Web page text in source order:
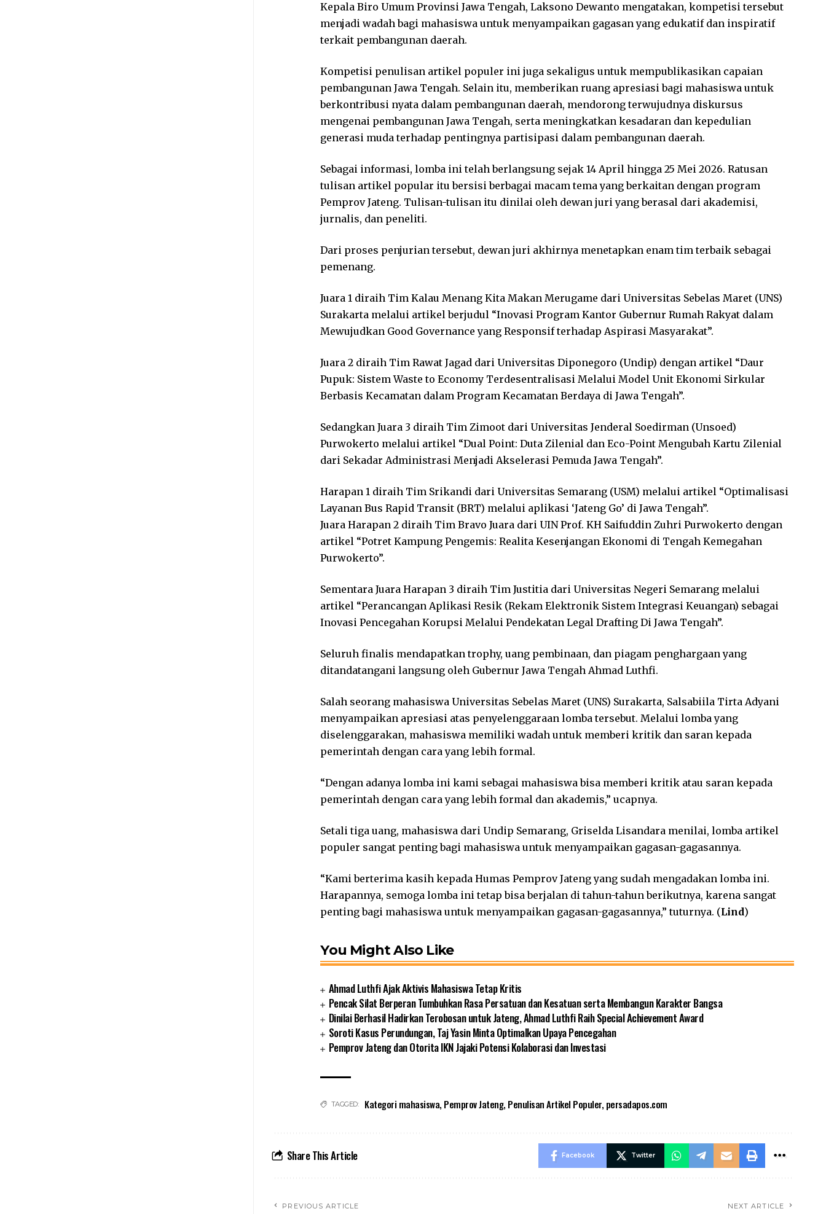
Kepala Biro Umum Provinsi Jawa Tengah, Laksono Dewanto mengatakan, kompetisi tersebut
menjadi wadah bagi mahasiswa untuk menyampaikan gagasan yang edukatif dan inspiratif
terkait pembangunan daerah.
Kompetisi penulisan artikel populer ini juga sekaligus untuk mempublikasikan capaian
pembangunan Jawa Tengah. Selain itu, memberikan ruang apresiasi bagi mahasiswa untuk
berkontribusi nyata dalam pembangunan daerah, mendorong terwujudnya diskursus
mengenai pembangunan Jawa Tengah, serta meningkatkan kesadaran dan kepedulian
generasi muda terhadap pentingnya partisipasi dalam pembangunan daerah.
Sebagai informasi, lomba ini telah berlangsung sejak 14 April hingga 25 Mei 2026. Ratusan
tulisan artikel popular itu bersisi berbagai macam tema yang berkaitan dengan program
Pemprov Jateng. Tulisan-tulisan itu dinilai oleh dewan juri yang berasal dari akademisi,
jurnalis, dan peneliti.
Dari proses penjurian tersebut, dewan juri akhirnya menetapkan enam tim terbaik sebagai
pemenang.
Juara 1 diraih Tim Kalau Menang Kita Makan Merugame dari Universitas Sebelas Maret (UNS)
Surakarta melalui artikel berjudul “Inovasi Program Kantor Gubernur Rumah Rakyat dalam
Mewujudkan Good Governance yang Responsif terhadap Aspirasi Masyarakat”.
Juara 2 diraih Tim Rawat Jagad dari Universitas Diponegoro (Undip) dengan artikel “Daur
Pupuk: Sistem Waste to Economy Terdesentralisasi Melalui Model Unit Ekonomi Sirkular
Berbasis Kecamatan dalam Program Kecamatan Berdaya di Jawa Tengah”.
Sedangkan Juara 3 diraih Tim Zimoot dari Universitas Jenderal Soedirman (Unsoed)
Purwokerto melalui artikel “Dual Point: Duta Zilenial dan Eco-Point Mengubah Kartu Zilenial
dari Sekadar Administrasi Menjadi Akselerasi Pemuda Jawa Tengah”.
Harapan 1 diraih Tim Srikandi dari Universitas Semarang (USM) melalui artikel “Optimalisasi
Layanan Bus Rapid Transit (BRT) melalui aplikasi ‘Jateng Go’ di Jawa Tengah”.
Juara Harapan 2 diraih Tim Bravo Juara dari UIN Prof. KH Saifuddin Zuhri Purwokerto dengan
artikel “Potret Kampung Pengemis: Realita Kesenjangan Ekonomi di Tengah Kemegahan
Purwokerto”.
Sementara Juara Harapan 3 diraih Tim Justitia dari Universitas Negeri Semarang melalui
artikel “Perancangan Aplikasi Resik (Rekam Elektronik Sistem Integrasi Keuangan) sebagai
Inovasi Pencegahan Korupsi Melalui Pendekatan Legal Drafting Di Jawa Tengah”.
Seluruh finalis mendapatkan trophy, uang pembinaan, dan piagam penghargaan yang
ditandatangani langsung oleh Gubernur Jawa Tengah Ahmad Luthfi.
Salah seorang mahasiswa Universitas Sebelas Maret (UNS) Surakarta, Salsabiila Tirta Adyani
menyampaikan apresiasi atas penyelenggaraan lomba tersebut. Melalui lomba yang
diselenggarakan, mahasiswa memiliki wadah untuk memberi kritik dan saran kepada
pemerintah dengan cara yang lebih formal.
“Dengan adanya lomba ini kami sebagai mahasiswa bisa memberi kritik atau saran kepada
pemerintah dengan cara yang lebih formal dan akademis,” ucapnya.
Setali tiga uang, mahasiswa dari Undip Semarang, Griselda Lisandara menilai, lomba artikel
populer sangat penting bagi mahasiswa untuk menyampaikan gagasan-gagasannya.
“Kami berterima kasih kepada Humas Pemprov Jateng yang sudah mengadakan lomba ini.
Harapannya, semoga lomba ini tetap bisa berjalan di tahun-tahun berikutnya, karena sangat
penting bagi mahasiswa untuk menyampaikan gagasan-gagasannya,” tuturnya. (Lind)
You Might Also Like
Ahmad Luthfi Ajak Aktivis Mahasiswa Tetap Kritis
Pencak Silat Berperan Tumbuhkan Rasa Persatuan dan Kesatuan serta Membangun Karakter Bangsa
Dinilai Berhasil Hadirkan Terobosan untuk Jateng, Ahmad Luthfi Raih Special Achievement Award
Soroti Kasus Perundungan, Taj Yasin Minta Optimalkan Upaya Pencegahan
Pemprov Jateng dan Otorita IKN Jajaki Potensi Kolaborasi dan Investasi
TAGGED: Kategori mahasiswa, Pemprov Jateng, Penulisan Artikel Populer, persadapos.com
Share This Article Facebook Twitter
PREVIOUS ARTICLE NEXT ARTICLE